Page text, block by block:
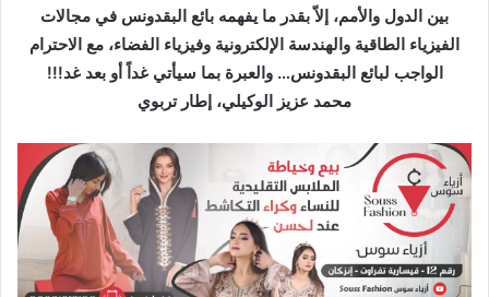
بين الدول والأمم، إلاّ بقدر ما يفهمه بائع البقدونس في مجالات
الفيزياء الطاقية والهندسة الإلكترونية وفيزياء الفضاء، مع الاحترام
الواجب لبائع البقدونس… والعبرة بما سيأتي غداً أو بعد غد!!!
محمد عزيز الوكيلي، إطار تربوي